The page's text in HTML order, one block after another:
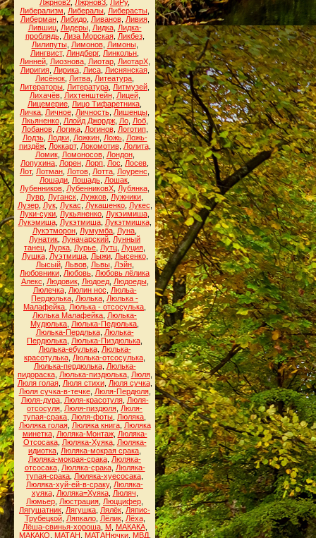
Лжрнов2 Лжрнов3 ЛиРу,
Либерализм
Либералы Либерасты
Либерман, Либидо, Ливанов, Ливия,
Лившиц, Лидеры, Лидка, Лидка-
проблядь, Лиза Морская, Ликбез,
Лилипуты, Лимонов, Лимоны,
Лингвист, Линдберг, Линкольн
Линней, Лиознова, Лиотар, ЛиотарХ,
Лиригия, Лирика, Лиса, Лиснянская,
Лисёнок Литва Литеатура
Литераторы Литература Литмузей
Лихачёв, Лихтенштейн, Лицей,
Лицемерие Лицо Тифаретника
Личка Личное Личность Лишенцы
Лкьяненко, Ллойд Джордж, Ло, Лоб,
Лобанов, Логика, Логинов, Логотип,
Лодзь, Лодки, Ложкин, Ложь, Ложь-
пиздёж, Локкарт, Локомотив, Лолита,
Ломик, Ломоносов, Лондон,
Лопухина Лорен Лорп Лос Лосев
Лот, Лотман Лотов Лотта Лоуренс
Лошади Лошадь Лошак
Лубенников ЛубенниковХ Лубянка
Лувр Луганск Лужков Лужники
Лузер, Лук, Лукас Лукашенко, Лукес
Луки-суки Лукьяненко Лукэимиша
Лукэмиша, Лукэтмиша, Лукэтмишка,
Лукэтморон Лумумба Луна
Лунатик Луначарский Лунный
танец Лурка Лурье Лутц Луция
Лушка, Луэтмиша, Лыжи, Лысенко,
Лысый, Львов, Львы, Лэйн,
Любовники Любовь Любовь лёлика
Алекс
Людовик, Людоед, Людоеды,
Люлечка, Люлин нос
Люльа-
Пердюлька Люлька Люлька -
Малафейка Люлька - отсосулька
Люлька Малафейка Люлька-
Мудюлька Люлька-Педюлька
Люлька-Пердлька, Люлька-
Пердюлька Люлька-Пиздюлька
Люлька-ебулька, Люлька-
красотулька Люлька-отсосулька
Люлька-пердюлька, Люлька-
пидораска, Люлька-пиздюлька, Люля,
Люля голая, Люля стихи, Люля сучка,
Люля сучка-в-течке, Люля-Пердюля,
Люля-дура, Люля-красотуля, Люля-
отсосуля Люля-пиздюля Люля-
тупая-срака Люля-фоты Люляка
Люляка голая, Люляка книга, Люляка
минетка, Люляка-Монтаж, Люляка-
Отсосака, Люляка-Хуяка, Люляка-
идиотка Люляка-мокрая срака
Люляка-мокрая-срака Люляка-
отсосака, Люляка-срака, Люляка-
тупая-срака Люляка-хуесосака
Люляка-хуй-ей-в-сраку, Люляка-
хуяка, Люляка=Хуяка, Люляч
Люмьер Люстрация Люццифер
Лягушатник Лягушка Лялёк Ляпис-
Трубецкой, Ляпкало, Лёлик, Лёха,
Лёша-свинья-хороша, М, МАКАКА,
МАКАКО
МАТАН МАТАНючки, МВД,